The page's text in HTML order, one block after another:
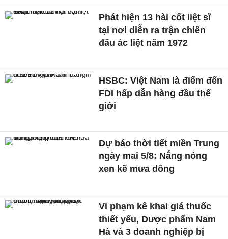
Phát hiện 13 hài cốt liệt sĩ
tại nơi diễn ra trận chiến
đấu ác liệt năm 1972
HSBC: Việt Nam là điểm đến
FDI hấp dẫn hàng đầu thế
giới
Dự báo thời tiết miền Trung
ngày mai 5/8: Nắng nóng
xen kẽ mưa dông
Vi phạm kê khai giá thuốc
thiết yếu, Dược phẩm Nam
Hà và 3 doanh nghiệp bị